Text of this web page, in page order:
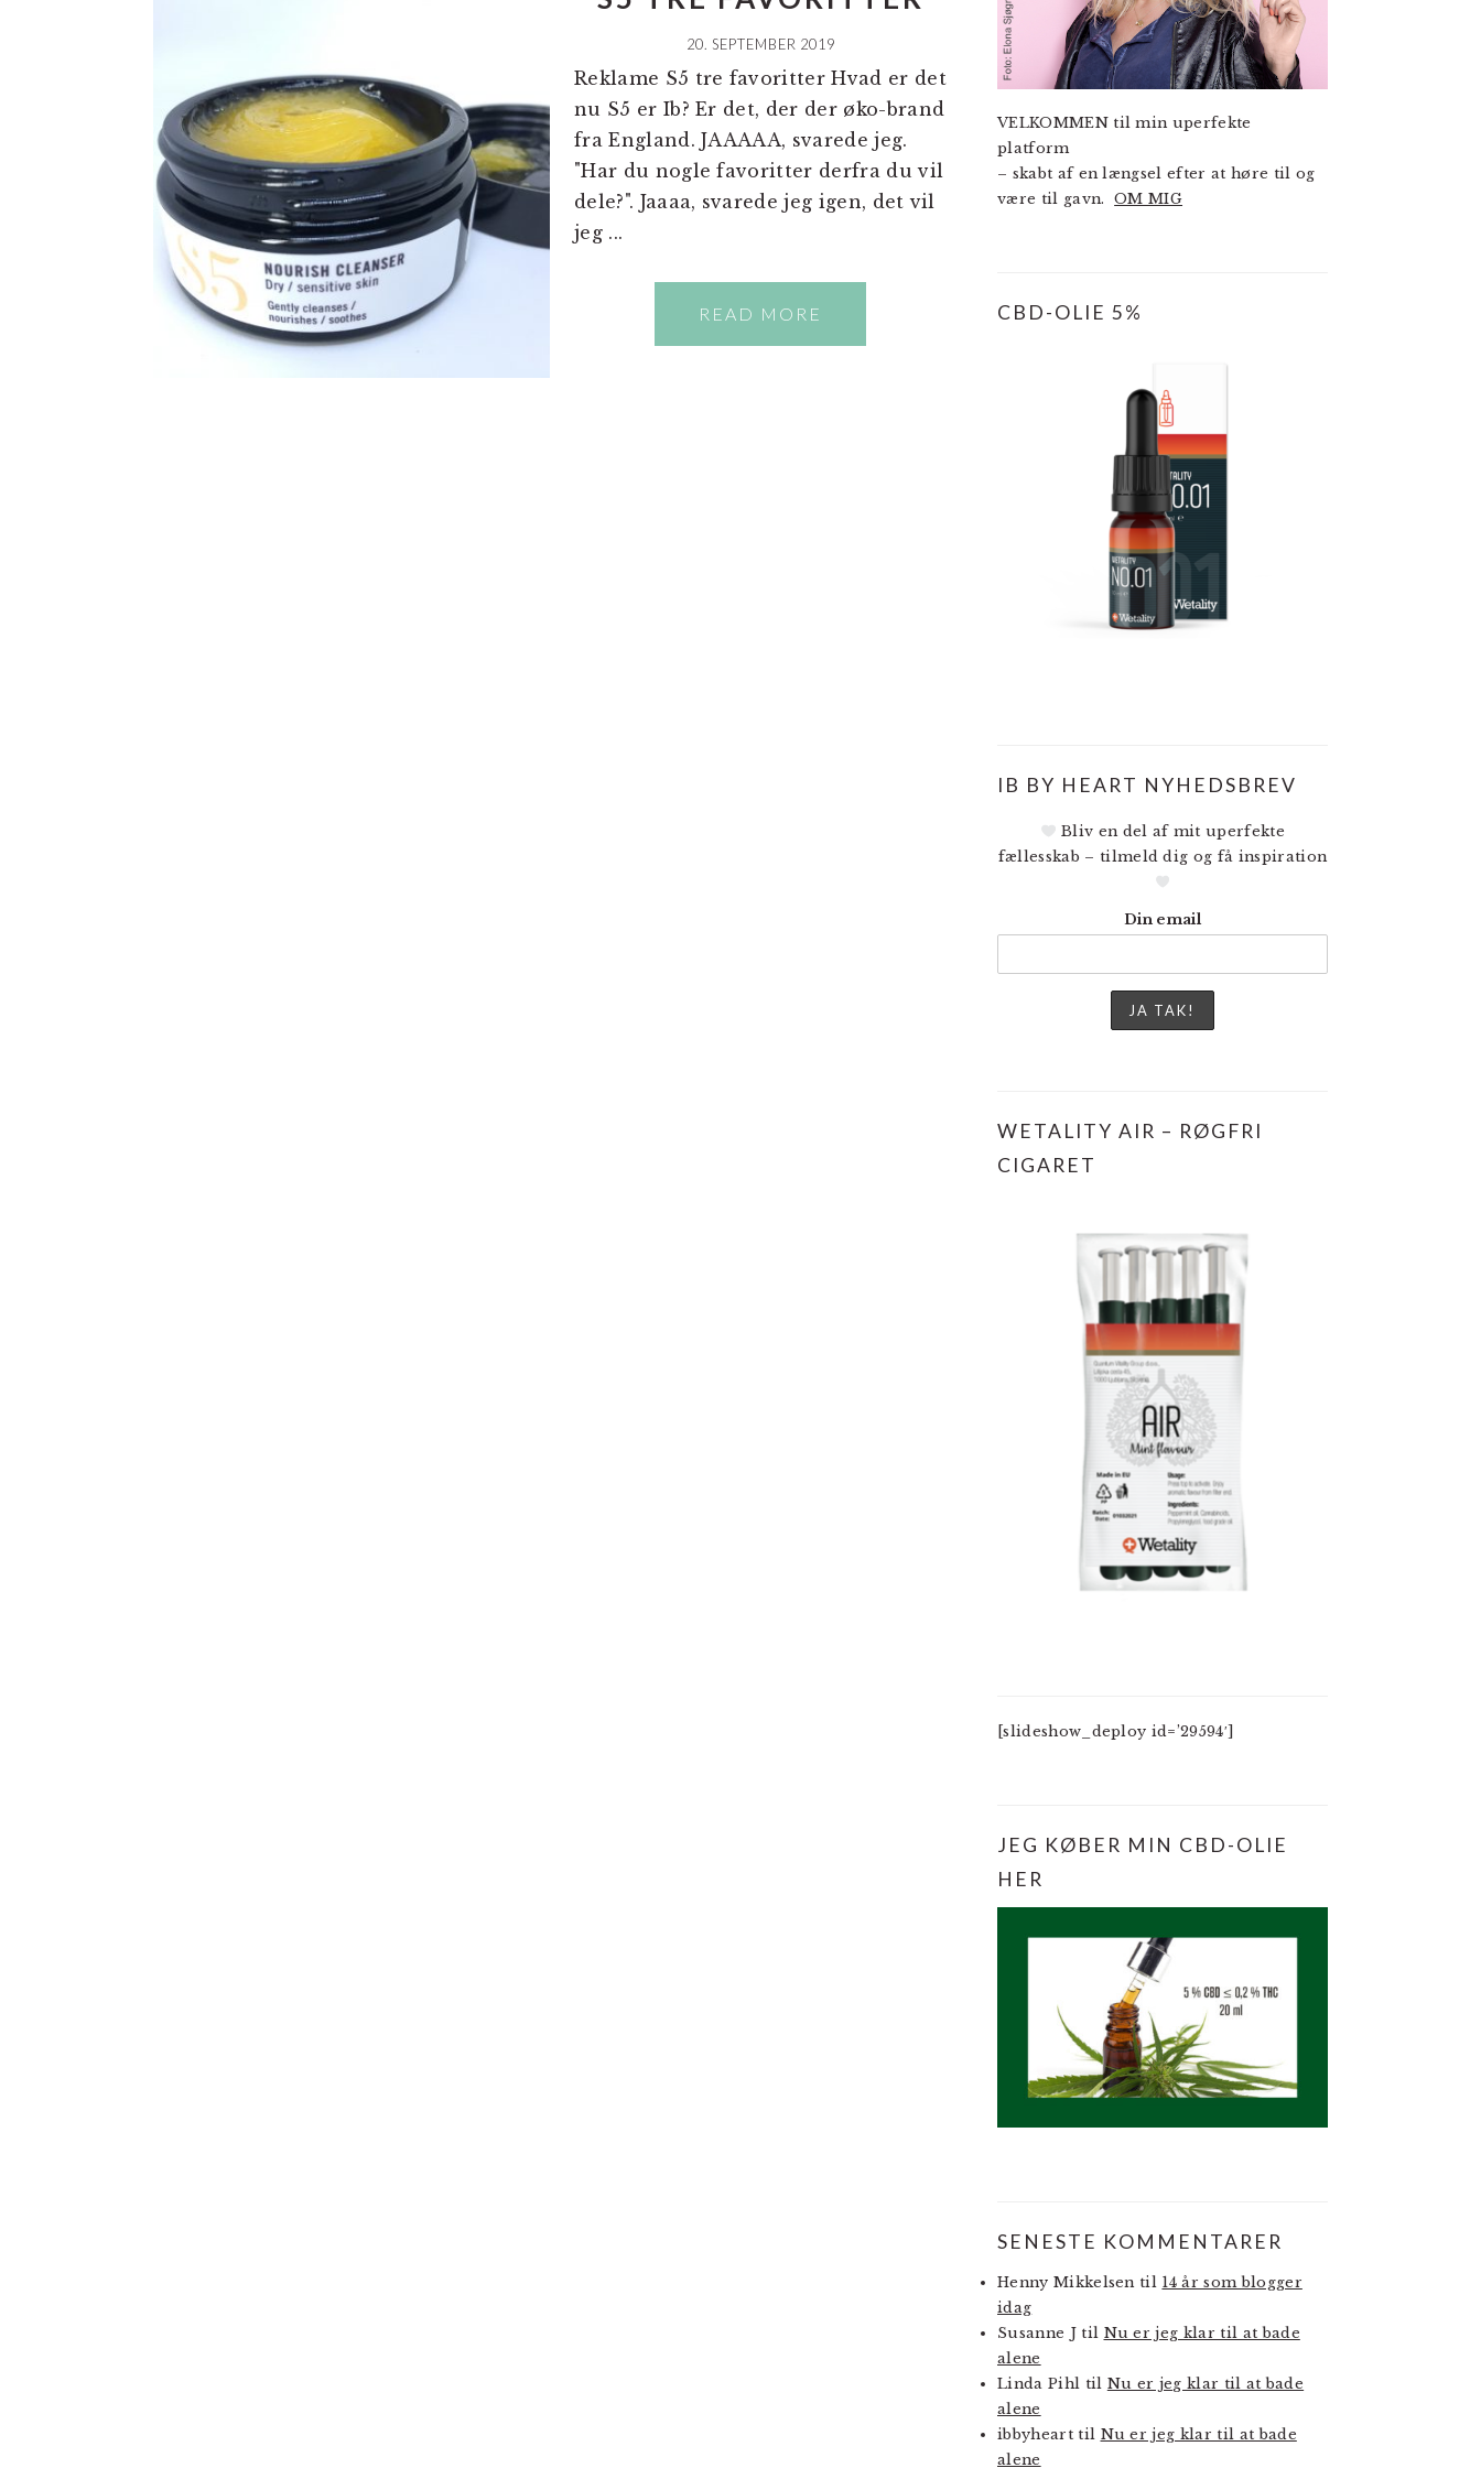
20. SEPTEMBER 2019
Reklame S5 tre favoritter Hvad er det
nu S5 er Ib? Er det, der der øko-brand
fra England. JAAAAA, svarede jeg.
"Har du nogle favoritter derfra du vil
dele?". Jaaaa, svarede jeg igen, det vil
jeg ...
READ MORE
VELKOMMEN til min uperfekte
platform
– skabt af en længsel efter at høre til og
være til gavn.OM MIG
CBD-OLIE 5%
IB BY HEART NYHEDSBREV
Bliv en del af mit uperfekte
fællesskab – tilmeld dig og få inspiration
Din email
WETALITY AIR – RØGFRI
CIGARET
[slideshow_deploy id=’29594′]
JEG KØBER MIN CBD-OLIE
HER
SENESTE KOMMENTARER
Henny Mikkelsen til 14 år som blogger
idag
Susanne Jtil Nu er jeg klar til at bade
alene
Linda Pihl til Nu er jeg klar til at bade
alene
ibbyhearttil Nu er jeg klar til at bade
alene